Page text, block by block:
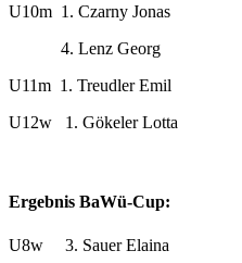
U10m 1. Czarny Jonas
4. Lenz Georg
U11m 1. Treudler Emil
U12w 1. Gökeler Lotta
Ergebnis BaWü-Cup:
U8w 3. Sauer Elaina